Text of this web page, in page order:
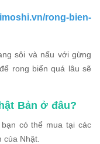
rong-bien-
sôi và nấu với gừng
rong biển quá lâu sẽ
Bản ở đâu?
có thể mua tại các
Nhật.